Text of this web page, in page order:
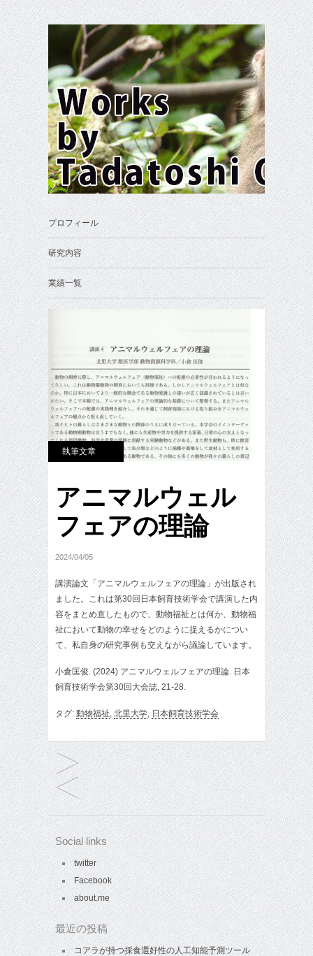
プロフィール
研究内容
業績一覧
執筆文章
アニマルウェル
フェアの理論
2024/04/05
講演論文「アニマルウェルフェアの理論」が出版され
ました。これは第30回日本飼育技術学会で講演した内
容をまとめ直したもので、動物福祉とは何か、動物福
祉において動物の幸せをどのように捉えるかについ
て、私自身の研究事例も交えながら議論しています。
小倉匡俊. (2024) アニマルウェルフェアの理論. 日本
飼育技術学会第30回大会誌, 21-28.
タグ: 動物福祉 北里大学 日本飼育技術学会
Social links
twitter
Facebook
about.me
最近の投稿
コアラが持つ採食選好性の人工知能予測ツール